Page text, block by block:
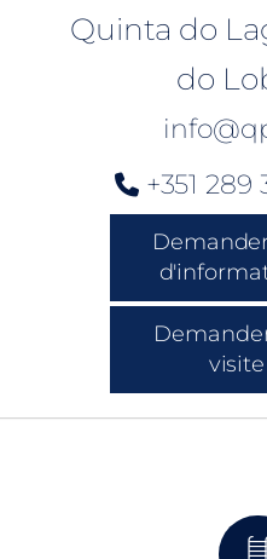
Quinta do
do
+351 289
visite